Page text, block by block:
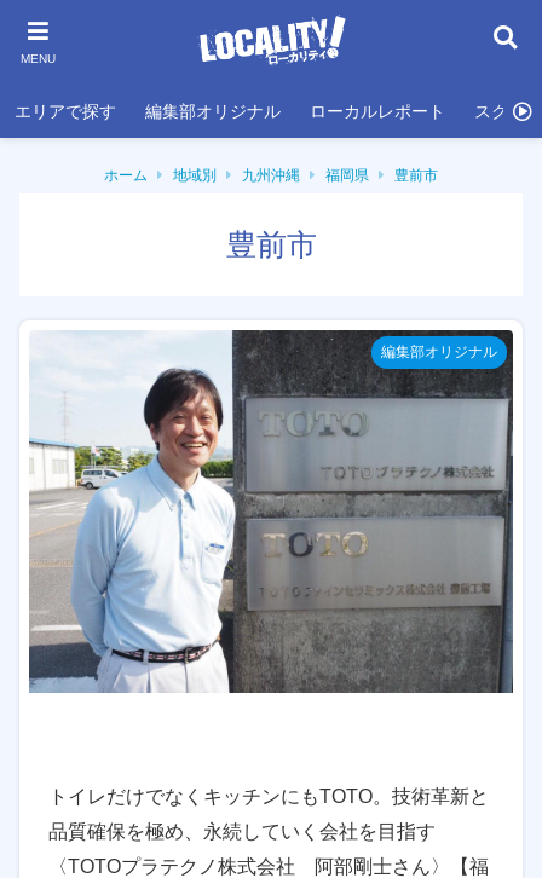
MENU
エリアで探す 編集部オリジナル ローカルレポート スクール
ホーム 地域別 九州沖縄 福岡県 豊前市
豊前市
編集部オリジナル
トイレだけでなくキッチンにもTOTO。技術革新と
品質確保を極め、永続していく会社を目指す
〈TOTOプラテクノ株式会社 阿部剛士さん〉【福